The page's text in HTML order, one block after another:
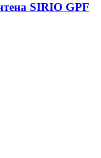
SIRIO GPF